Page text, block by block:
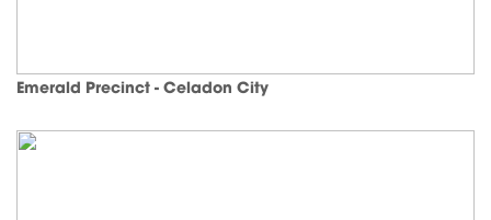
Emerald Precinct - Celadon City